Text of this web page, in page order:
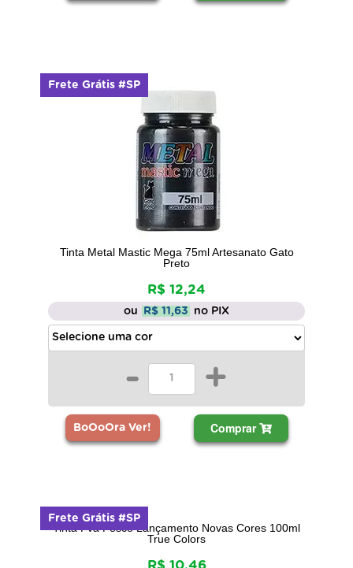
Tinta Metal Mastic Mega 75ml Artesanato Gato
Preto
R$ 12,24
ou R$ 11,63 no PIX
- +
BoOoOra Ver! Comprar
Frete Grátis #SP
Tinta Pva Fosco Lançamento Novas Cores 100ml
True Colors
R$ 10,46
Frete Grátis #SP